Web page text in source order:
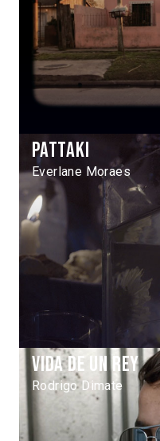
Pattaki
Everlane Moraes
Vida de un rey
Rodrigo Dimate